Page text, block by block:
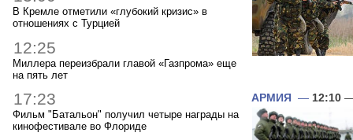
В Кремле отметили «глубокий кризис» в
отношениях с Турцией
12:25
Миллера переизбрали главой «Газпрома» еще
на пять лет
17:23
Фильм "Батальон" получил четыре награды на
кинофестивале во Флориде
АРМИЯ — 12:10 —